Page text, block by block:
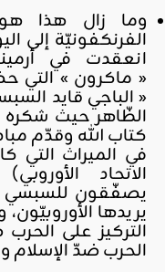
وما زال هذا هو
انعقدت في
« ماكرون » التي
« الباجي قايد
الظّاهر حيث شكره
كتاب الله وقدّم
في الميراث
الاتحاد
يصفّقون للسبسي
يريدها
التركيز على
الحرب ضدّ الإسلام